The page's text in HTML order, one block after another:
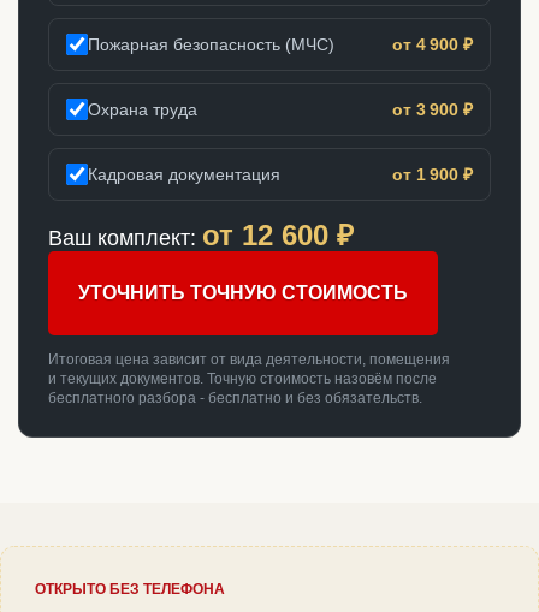
Пожарная безопасность (МЧС) от 4 900 ₽
Охрана труда от 3 900 ₽
Кадровая документация от 1 900 ₽
Ваш комплект: от 12 600 ₽
УТОЧНИТЬ ТОЧНУЮ СТОИМОСТЬ
Итоговая цена зависит от вида деятельности, помещения
и текущих документов. Точную стоимость назовём после
бесплатного разбора - бесплатно и без обязательств.
ОТКРЫТО БЕЗ ТЕЛЕФОНА